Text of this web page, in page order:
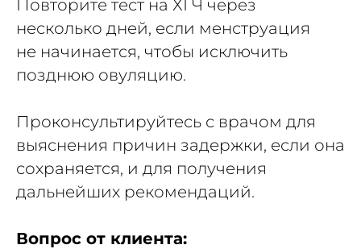
Повторите тест на ХГЧ через
несколько дней, если менструация
не начинается, чтобы исключить
позднюю овуляцию.
Проконсультируйтесь с врачом для
выяснения причин задержки, если она
сохраняется, и для получения
дальнейших рекомендаций.
Вопрос от клиента: